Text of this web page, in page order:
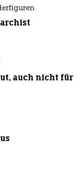
auch nicht für